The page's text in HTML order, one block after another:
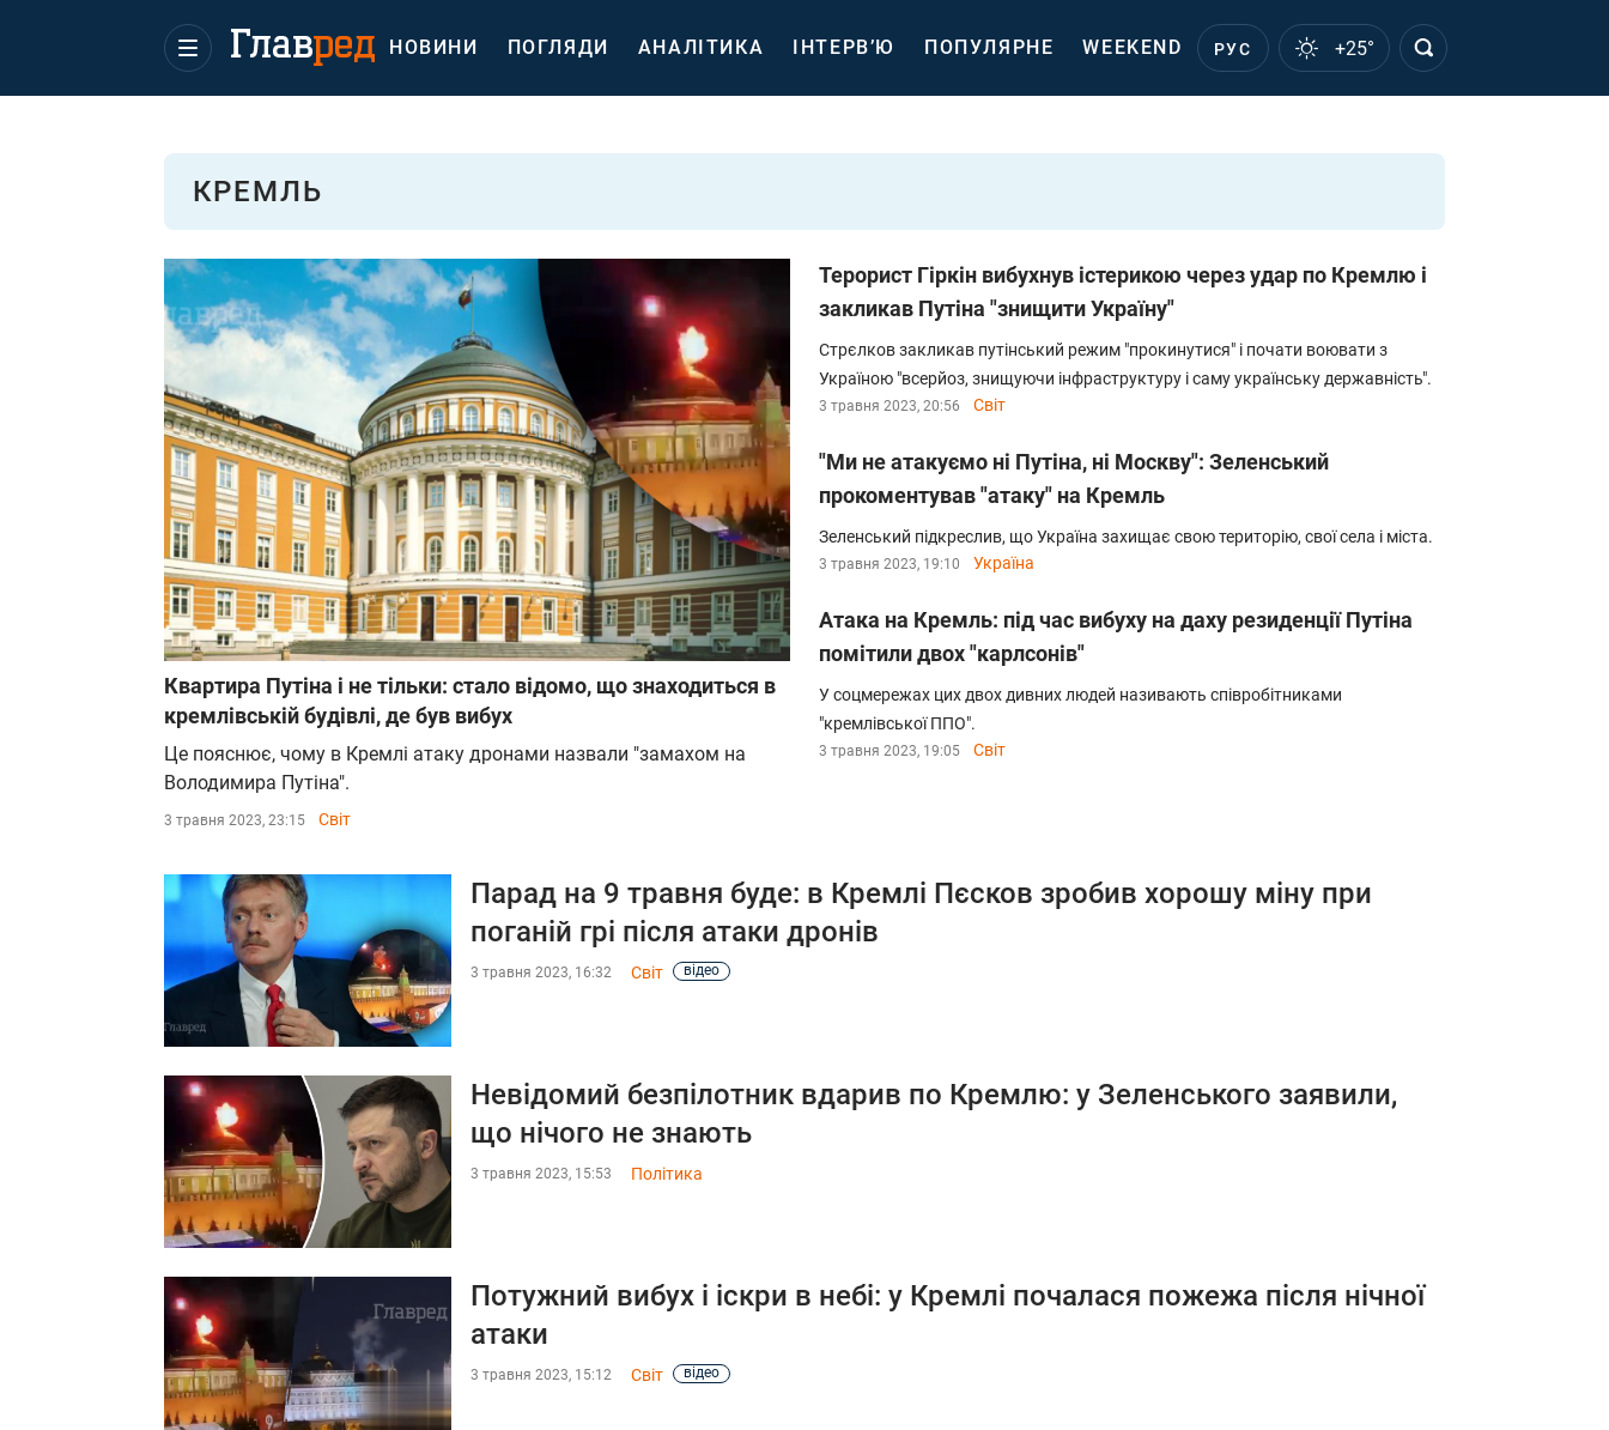
НОВИНИ ПОГЛЯДИ АНАЛІТИКА ІНТЕРВ’Ю ПОПУЛЯРНЕ WEEKEND РУС +25°
КРЕМЛЬ
Квартира Путіна і не тільки: стало відомо, що знаходиться в
кремлівській будівлі, де був вибух
Це пояснює, чому в Кремлі атаку дронами назвали "замахом на
Володимира Путіна".
3 травня 2023, 23:15 Світ
Терорист Гіркін вибухнув істерикою через удар по Кремлю і
закликав Путіна "знищити Україну"
Стрєлков закликав путінський режим "прокинутися" і почати воювати з
Україною "всерйоз, знищуючи інфраструктуру і саму українську державність".
3 травня 2023, 20:56 Світ
"Ми не атакуємо ні Путіна, ні Москву": Зеленський
прокоментував "атаку" на Кремль
Зеленський підкреслив, що Україна захищає свою територію, свої села і міста.
3 травня 2023, 19:10 Україна
Атака на Кремль: під час вибуху на даху резиденції Путіна
помітили двох "карлсонів"
У соцмережах цих двох дивних людей називають співробітниками
"кремлівської ППО".
3 травня 2023, 19:05 Світ
Парад на 9 травня буде: в Кремлі Пєсков зробив хорошу міну при
поганій грі після атаки дронів
3 травня 2023, 16:32 Світ відео
Невідомий безпілотник вдарив по Кремлю: у Зеленського заявили,
що нічого не знають
3 травня 2023, 15:53 Політика
Потужний вибух і іскри в небі: у Кремлі почалася пожежа після нічної
атаки
3 травня 2023, 15:12 Світ відео